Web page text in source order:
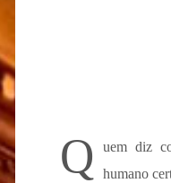
Q
uem diz
humano